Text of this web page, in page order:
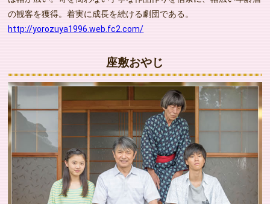
の観客を獲得。着実に成長を続ける劇団である。
http://yorozuya1996.web.fc2.com/
座敷おやじ